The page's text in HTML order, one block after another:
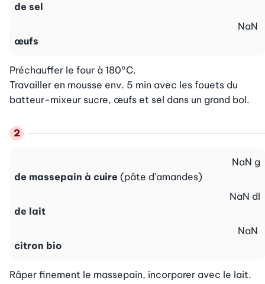
de sel
œufs
NaN
Préchauffer le four à 180°C.
Travailler en mousse env. 5 min avec les fouets du
batteur-mixeur sucre, œufs et sel dans un grand bol.
de massepain à cuire (pâte d’amandes)
NaN g
de lait
NaN dl
citron bio
NaN
Râper finement le massepain, incorporer avec le lait.